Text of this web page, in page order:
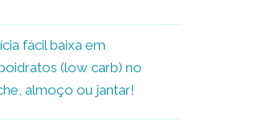
fácil baixa em
(low carb) no
almoço ou jantar!